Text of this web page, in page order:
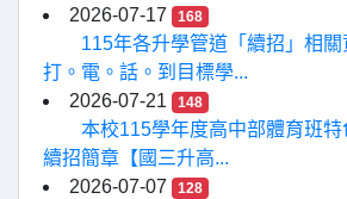
2026-07-17
168
115年各升學管道「續招」相
打。電。話。到目標學...
2026-07-21
148
本校115學年度高中部體育班
續招簡章【國三升高...
2026-07-07
128